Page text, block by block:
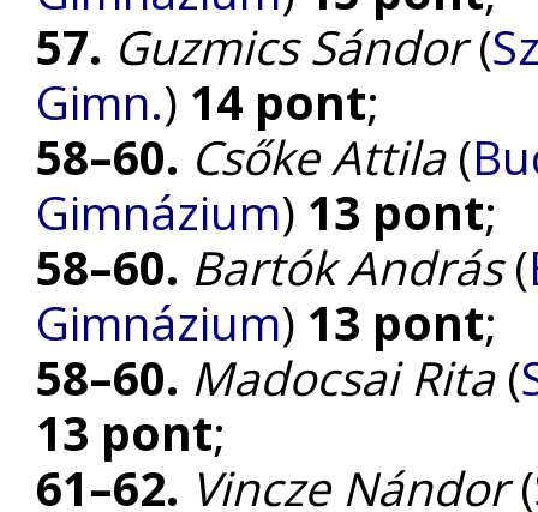
57. Guzmics Sándor(
Gimn.) 14 pont;
58–60. Csőke Attila(
Gimnázium) 13 pont;
58–60. Bartók András(
Gimnázium) 13 pont;
58–60. Madocsai Rita(
13 pont;
61–62. Vincze Nándor(